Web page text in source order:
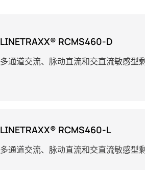
LINETRAXX® RCMS460-D
多通道交流、脉动直流和交直流敏感型
LINETRAXX® RCMS460-L
多通道交流、脉动直流和交直流敏感型